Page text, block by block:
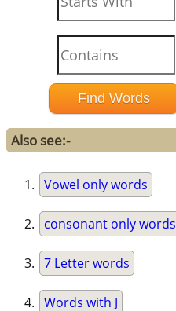
Also see:-
Vowel only words
consonant only words
7 Letter words
Words with J